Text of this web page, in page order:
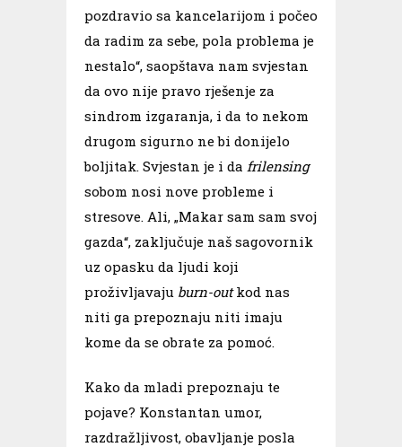
pozdravio sa kancelarijom i počeo
da radim za sebe, pola problema je
nestalo“, saopštava nam svjestan
da ovo nije pravo rješenje za
sindrom izgaranja, i da to nekom
drugom sigurno ne bi donijelo
boljitak. Svjestan je i da frilensing
sobom nosi nove probleme i
stresove. Ali, „Makar sam sam svoj
gazda“, zaključuje naš sagovornik
uz opasku da ljudi koji
proživljavaju burn-outkod nas
niti ga prepoznaju niti imaju
kome da se obrate za pomoć.
Kako da mladi prepoznaju te
pojave? Konstantan umor,
razdražljivost, obavljanje posla